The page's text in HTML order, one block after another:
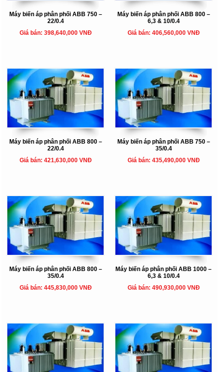
Máy biến áp phân phối ABB 750 –
22/0.4
Giá bán: 398,640,000 VNĐ
Máy biến áp phân phối ABB 800 –
6,3 & 10/0.4
Giá bán: 406,560,000 VNĐ
Máy biến áp phân phối ABB 800 –
22/0.4
Giá bán: 421,630,000 VNĐ
Máy biến áp phân phối ABB 750 –
35/0.4
Giá bán: 435,490,000 VNĐ
Máy biến áp phân phối ABB 800 –
35/0.4
Giá bán: 445,830,000 VNĐ
Máy biến áp phân phối ABB 1000 –
6,3 & 10/0.4
Giá bán: 490,930,000 VNĐ